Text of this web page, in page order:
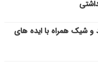
شیک همراه با ایده های